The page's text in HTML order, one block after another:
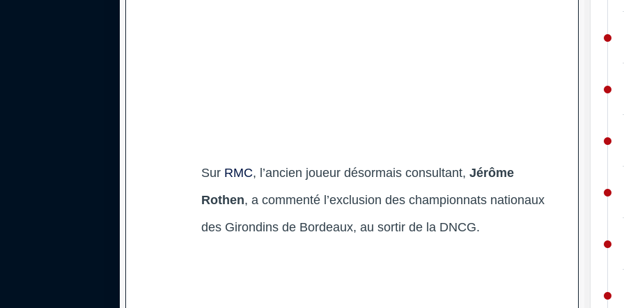
Sur RMC, l’ancien joueur désormais consultant, Jérôme
Rothen, a commenté l’exclusion des championnats nationaux
des Girondins de Bordeaux, au sortir de la DNCG.